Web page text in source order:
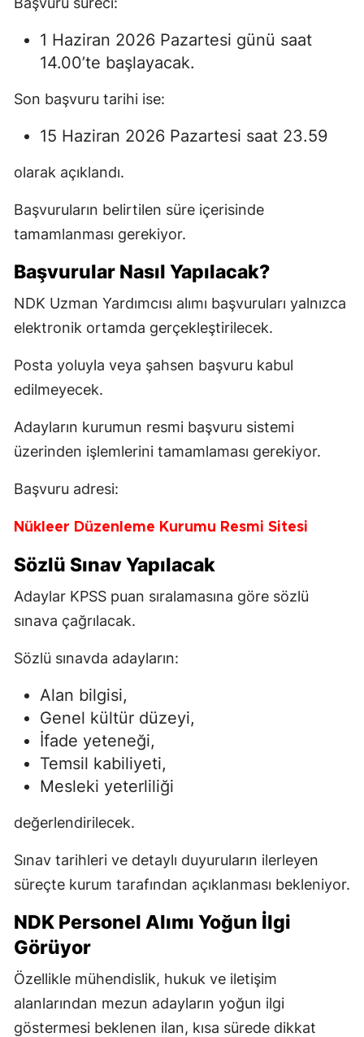
1 Haziran 2026 Pazartesi günü saat
14.00’te başlayacak.
Son başvuru tarihi ise:
15 Haziran 2026 Pazartesi saat 23.59
olarak açıklandı.
Başvuruların belirtilen süre içerisinde
tamamlanması gerekiyor.
Başvurular Nasıl Yapılacak?
NDK Uzman Yardımcısı alımı başvuruları yalnızca
elektronik ortamda gerçekleştirilecek.
Posta yoluyla veya şahsen başvuru kabul
edilmeyecek.
Adayların kurumun resmi başvuru sistemi
üzerinden işlemlerini tamamlaması gerekiyor.
Başvuru adresi:
Nükleer Düzenleme Kurumu Resmi Sitesi
Sözlü Sınav Yapılacak
Adaylar KPSS puan sıralamasına göre sözlü
sınava çağrılacak.
Sözlü sınavda adayların:
Alan bilgisi,
Genel kültür düzeyi,
İfade yeteneği,
Temsil kabiliyeti,
Mesleki yeterliliği
değerlendirilecek.
Sınav tarihleri ve detaylı duyuruların ilerleyen
süreçte kurum tarafından açıklanması bekleniyor.
NDK Personel Alımı Yoğun İlgi
Görüyor
Özellikle mühendislik, hukuk ve iletişim
alanlarından mezun adayların yoğun ilgi
göstermesi beklenen ilan, kısa sürede dikkat